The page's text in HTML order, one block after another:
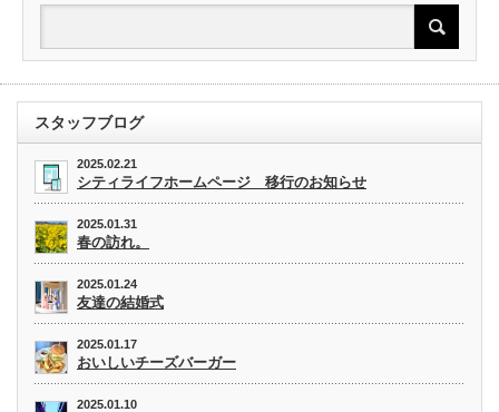
スタッフブログ
2025.02.21
シティライフホームページ 移行のお知らせ
2025.01.31
春の訪れ。
2025.01.24
友達の結婚式
2025.01.17
おいしいチーズバーガー
2025.01.10